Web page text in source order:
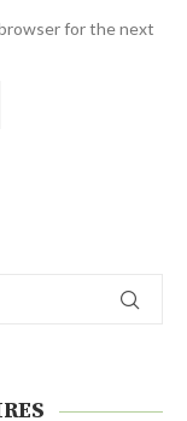
for the next